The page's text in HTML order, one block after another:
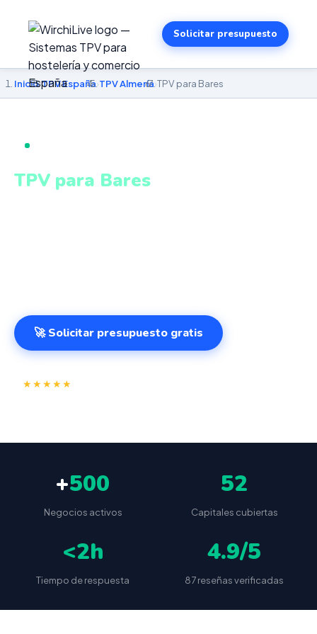
Solicitar presupuesto
Inicio›TPV España›TPV Almería›TPV para Bares
TPV para Bares
🚀 Solicitar presupuesto gratis
★★★★★
+500
Negocios activos
52
Capitales cubiertas
<2h
Tiempo de respuesta
4.9/5
87 reseñas verificadas